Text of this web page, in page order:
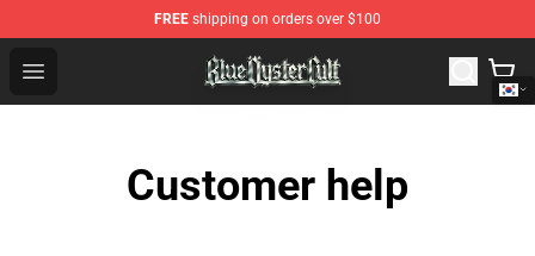
FREE shipping on orders over $100
Open menu
Blue Öyster Cult Store - Official Blue Öyster Cult
Customer help